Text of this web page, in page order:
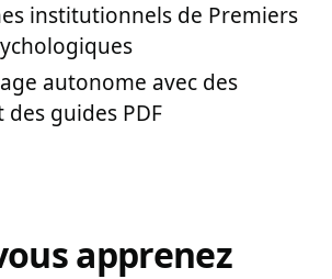
institutionnels de Premiers
autonome avec des
guides PDF
apprenezdans